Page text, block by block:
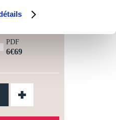
PDF
6€69
+